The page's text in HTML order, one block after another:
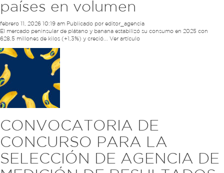
países en volumen
febrero 11, 2026 10:19 am Publicado por editor_agencia
El mercado peninsular de plátano y banana estabilizó su consumo en 2025 con
628,5 millones de kilos (+1,3%) y creció... Ver artículo
CONVOCATORIA DE
CONCURSO PARA LA
SELECCIÓN DE AGENCIA DE